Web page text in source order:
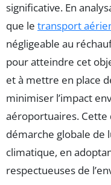
significative. En
que le transport
négligeable au
pour atteindre cet
et à mettre en place
minimiser l’impact
aéroportuaires. Cette
démarche globale de
climatique, en
respectueuses de